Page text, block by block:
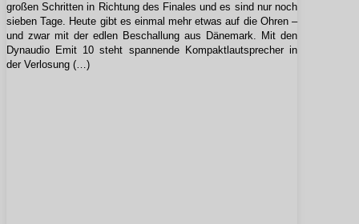
großen Schritten in Richtung des Finales und es sind nur noch
sieben Tage. Heute gibt es einmal mehr etwas auf die Ohren –
und zwar mit der edlen Beschallung aus Dänemark. Mit den
Dynaudio Emit 10 steht spannende Kompaktlautsprecher in
der Verlosung (…)